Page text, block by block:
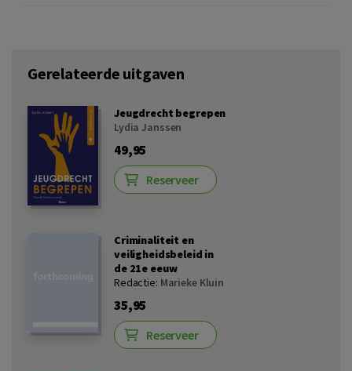
Gerelateerde uitgaven
Jeugdrecht begrepen
Lydia Janssen
49,95
Reserveer
Criminaliteit en
veiligheidsbeleid in
de 21e eeuw
Redactie: Marieke Kluin
35,95
Reserveer